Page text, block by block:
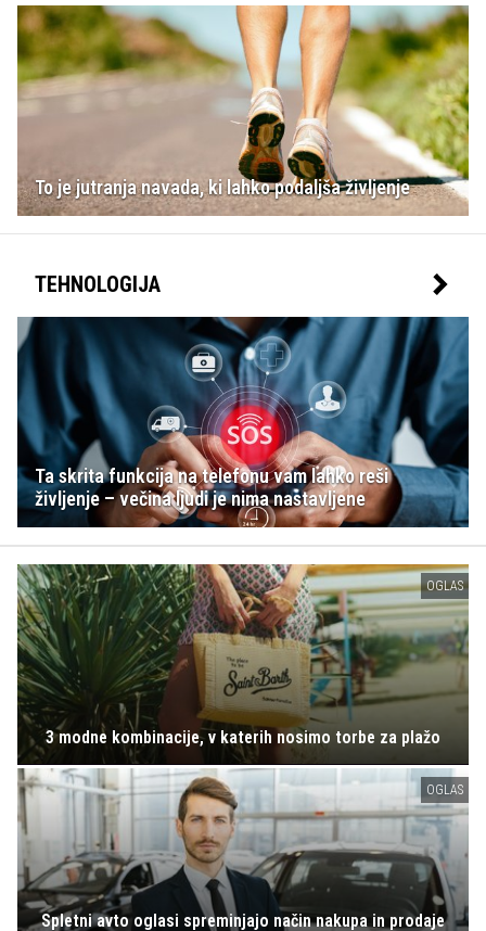
To je jutranja navada, ki lahko podaljša življenje
TEHNOLOGIJA
Ta skrita funkcija na telefonu vam lahko reši
življenje – večina ljudi je nima nastavljene
OGLAS
3 modne kombinacije, v katerih nosimo torbe za plažo
OGLAS
Spletni avto oglasi spreminjajo način nakupa in prodaje